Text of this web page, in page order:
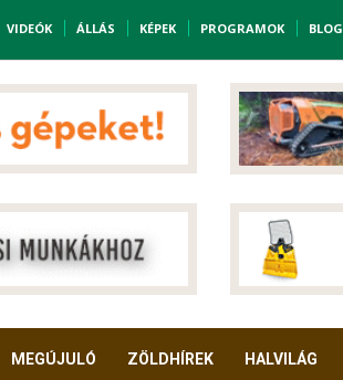
VIDEÓK ÁLLÁS KÉPEK PROGRAMOK BLOG
MEGÚJULÓ ZÖLDHÍREK HALVILÁG